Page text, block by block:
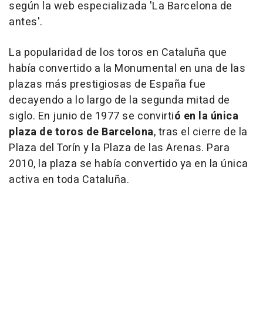
según la web especializada 'La Barcelona de
antes'.
La popularidad de los toros en Cataluña que
había convertido a la Monumental en una de las
plazas más prestigiosas de España fue
decayendo a lo largo de la segunda mitad de
siglo. En junio de 1977 se convirtió en la única
plaza de toros de Barcelona, tras el cierre de la
Plaza del Torín y la Plaza de las Arenas. Para
2010, la plaza se había convertido ya en la única
activa en toda Cataluña.